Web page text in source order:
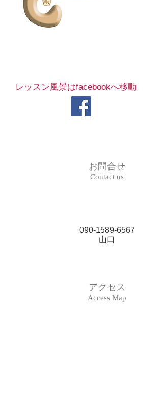
レッスン風景はfacebookへ移動
お問合せ
Contact us
090-1589-6567
山口
アクセス
Access Map